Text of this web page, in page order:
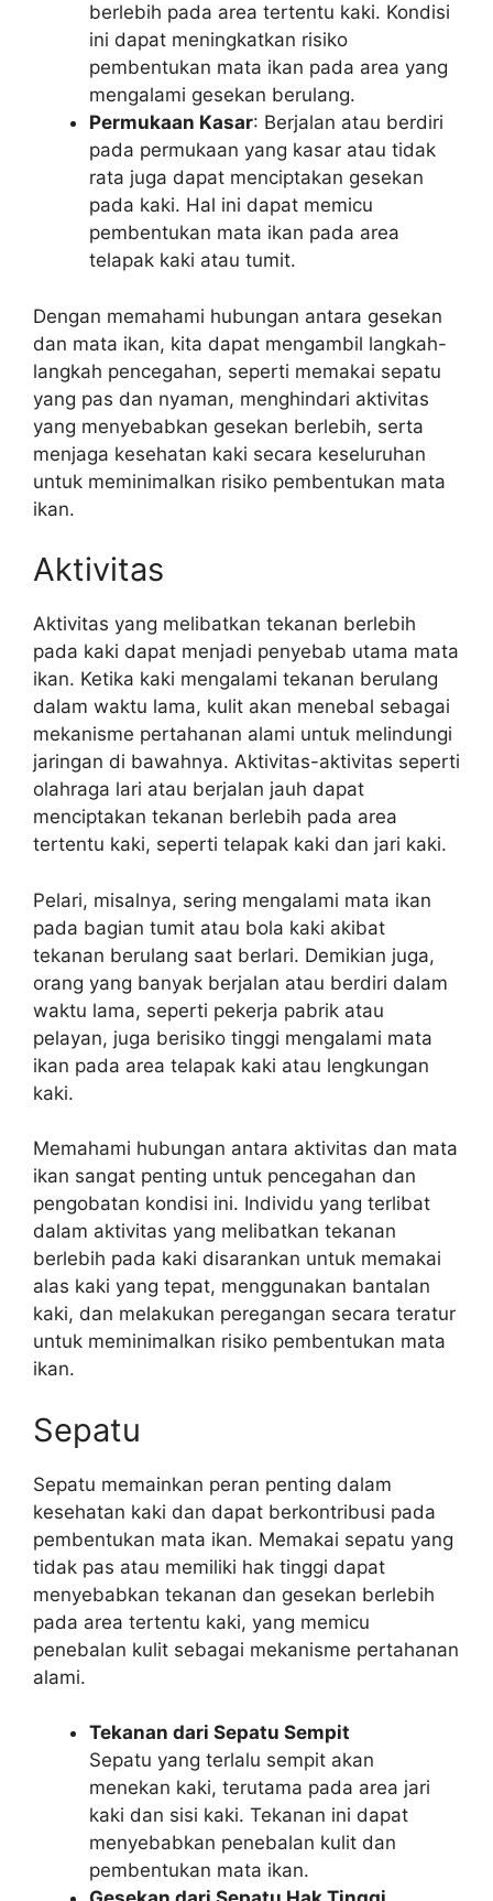
berlebih pada area tertentu kaki. Kondisi
ini dapat meningkatkan risiko
pembentukan mata ikan pada area yang
mengalami gesekan berulang.
Permukaan Kasar: Berjalan atau berdiri
pada permukaan yang kasar atau tidak
rata juga dapat menciptakan gesekan
pada kaki. Hal ini dapat memicu
pembentukan mata ikan pada area
telapak kaki atau tumit.
Dengan memahami hubungan antara gesekan
dan mata ikan, kita dapat mengambil langkah-
langkah pencegahan, seperti memakai sepatu
yang pas dan nyaman, menghindari aktivitas
yang menyebabkan gesekan berlebih, serta
menjaga kesehatan kaki secara keseluruhan
untuk meminimalkan risiko pembentukan mata
ikan.
Aktivitas
Aktivitas yang melibatkan tekanan berlebih
pada kaki dapat menjadi penyebab utama mata
ikan. Ketika kaki mengalami tekanan berulang
dalam waktu lama, kulit akan menebal sebagai
mekanisme pertahanan alami untuk melindungi
jaringan di bawahnya. Aktivitas-aktivitas seperti
olahraga lari atau berjalan jauh dapat
menciptakan tekanan berlebih pada area
tertentu kaki, seperti telapak kaki dan jari kaki.
Pelari, misalnya, sering mengalami mata ikan
pada bagian tumit atau bola kaki akibat
tekanan berulang saat berlari. Demikian juga,
orang yang banyak berjalan atau berdiri dalam
waktu lama, seperti pekerja pabrik atau
pelayan, juga berisiko tinggi mengalami mata
ikan pada area telapak kaki atau lengkungan
kaki.
Memahami hubungan antara aktivitas dan mata
ikan sangat penting untuk pencegahan dan
pengobatan kondisi ini. Individu yang terlibat
dalam aktivitas yang melibatkan tekanan
berlebih pada kaki disarankan untuk memakai
alas kaki yang tepat, menggunakan bantalan
kaki, dan melakukan peregangan secara teratur
untuk meminimalkan risiko pembentukan mata
ikan.
Sepatu
Sepatu memainkan peran penting dalam
kesehatan kaki dan dapat berkontribusi pada
pembentukan mata ikan. Memakai sepatu yang
tidak pas atau memiliki hak tinggi dapat
menyebabkan tekanan dan gesekan berlebih
pada area tertentu kaki, yang memicu
penebalan kulit sebagai mekanisme pertahanan
alami.
Tekanan dari Sepatu Sempit
Sepatu yang terlalu sempit akan
menekan kaki, terutama pada area jari
kaki dan sisi kaki. Tekanan ini dapat
menyebabkan penebalan kulit dan
pembentukan mata ikan.